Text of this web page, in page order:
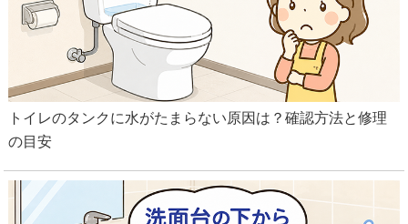
トイレのタンクに水がたまらない原因は？確認方法と修理
の目安